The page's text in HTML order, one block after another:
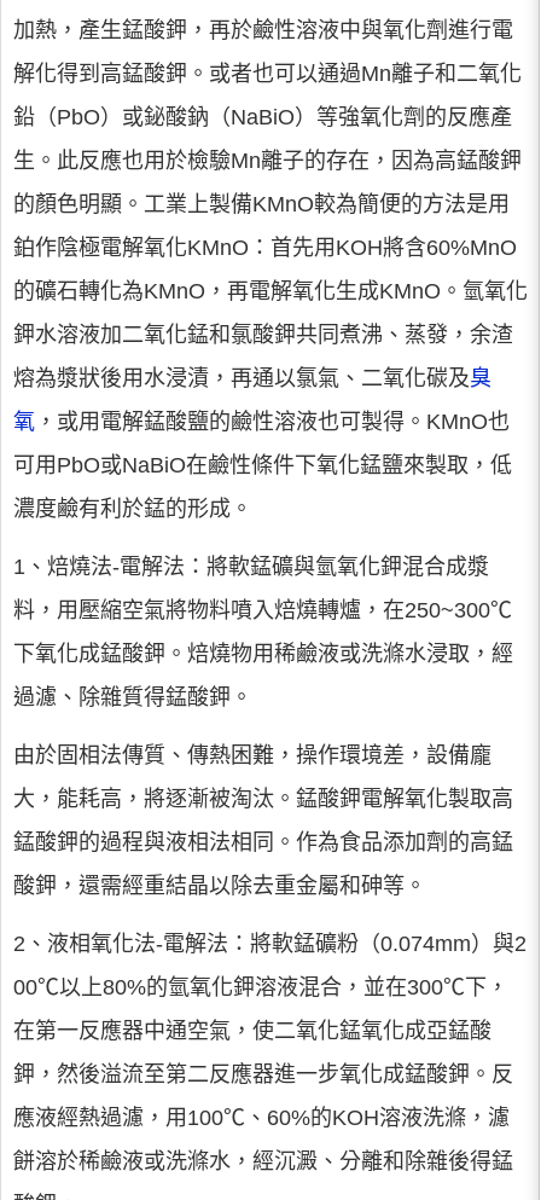
加熱，產生錳酸鉀，再於鹼性溶液中與氧化劑進行電
解化得到高錳酸鉀。或者也可以通過Mn離子和二氧化
鉛（PbO）或鉍酸鈉（NaBiO）等強氧化劑的反應產
生。此反應也用於檢驗Mn離子的存在，因為高錳酸鉀
的顏色明顯。工業上製備KMnO較為簡便的方法是用
鉑作陰極電解氧化KMnO：首先用KOH將含60%MnO
的礦石轉化為KMnO，再電解氧化生成KMnO。氫氧化
鉀水溶液加二氧化錳和氯酸鉀共同煮沸、蒸發，余渣
熔為漿狀後用水浸漬，再通以氯氣、二氧化碳及臭
氧 ，或用電解錳酸鹽的鹼性溶液也可製得。KMnO也
可用PbO或NaBiO在鹼性條件下氧化錳鹽來製取，低
濃度鹼有利於錳的形成。
1、焙燒法-電解法：將軟錳礦與氫氧化鉀混合成漿
料，用壓縮空氣將物料噴入焙燒轉爐，在250~300℃
下氧化成錳酸鉀。焙燒物用稀鹼液或洗滌水浸取，經
過濾、除雜質得錳酸鉀。
由於固相法傳質、傳熱困難，操作環境差，設備龐
大，能耗高，將逐漸被淘汰。錳酸鉀電解氧化製取高
錳酸鉀的過程與液相法相同。作為食品添加劑的高錳
酸鉀，還需經重結晶以除去重金屬和砷等。
2、液相氧化法-電解法：將軟錳礦粉（0.074mm）與2
00℃以上80%的氫氧化鉀溶液混合，並在300℃下，
在第一反應器中通空氣，使二氧化錳氧化成亞錳酸
鉀，然後溢流至第二反應器進一步氧化成錳酸鉀。反
應液經熱過濾，用100℃、60%的KOH溶液洗滌，濾
餅溶於稀鹼液或洗滌水，經沉澱、分離和除雜後得錳